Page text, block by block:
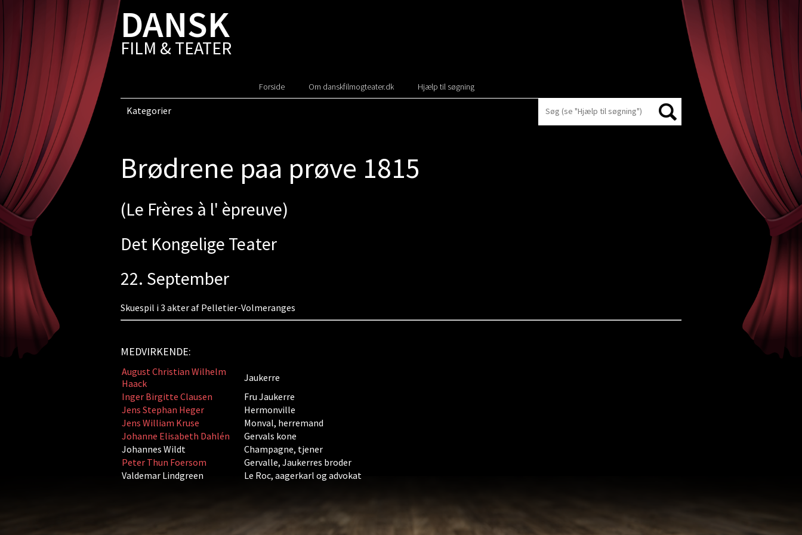
DANSK
FILM & TEATER
Forside Om danskfilmogteater.dk Hjælp til søgning
Kategorier
Brødrene paa prøve 1815
(Le Frères à l' èpreuve)
Det Kongelige Teater
22. September
Skuespil i 3 akter af Pelletier-Volmeranges
MEDVIRKENDE:
August Christian Wilhelm
Haack
Jaukerre
Inger Birgitte Clausen
Fru Jaukerre
Jens Stephan Heger
Hermonville
Jens William Kruse
Monval, herremand
Johanne Elisabeth Dahlén
Gervals kone
Johannes Wildt
Champagne, tjener
Peter Thun Foersom
Gervalle, Jaukerres broder
Valdemar Lindgreen
Le Roc, aagerkarl og advokat